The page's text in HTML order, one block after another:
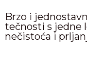
Brzo i
tečnosti s jedne
nečistoća i